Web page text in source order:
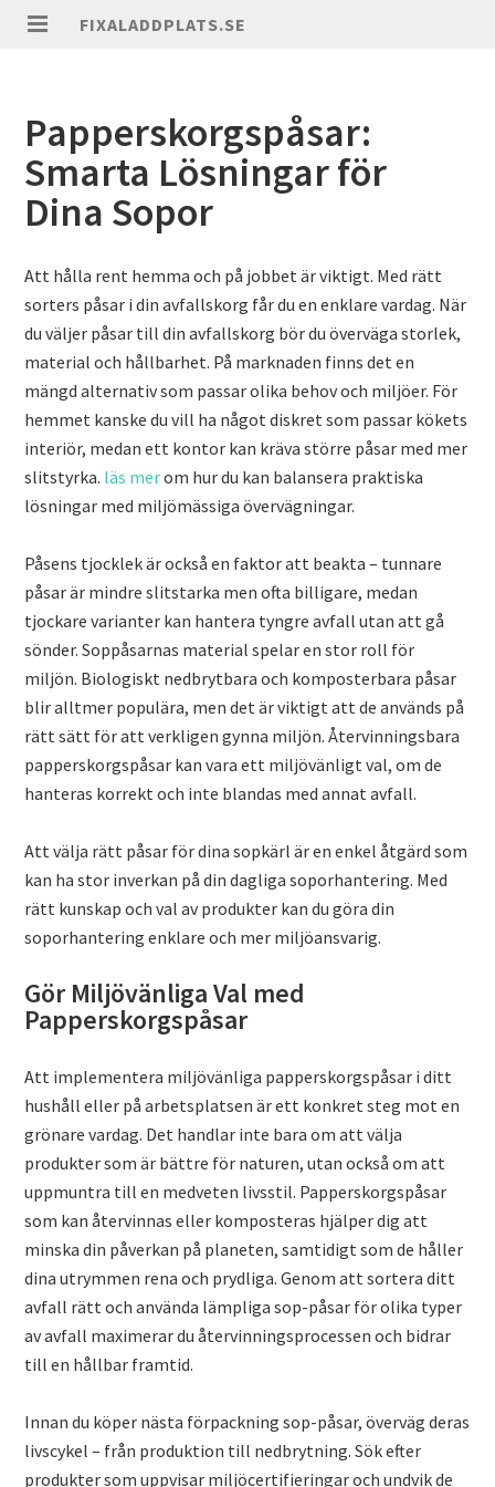
FIXALADDPLATS.SE
Papperskorgspåsar:
Smarta Lösningar för
Dina Sopor
Att hålla rent hemma och på jobbet är viktigt. Med rätt
sorters påsar i din avfallskorg får du en enklare vardag. När
du väljer påsar till din avfallskorg bör du överväga storlek,
material och hållbarhet. På marknaden finns det en
mängd alternativ som passar olika behov och miljöer. För
hemmet kanske du vill ha något diskret som passar kökets
interiör, medan ett kontor kan kräva större påsar med mer
slitstyrka. läs merom hur du kan balansera praktiska
lösningar med miljömässiga övervägningar.
Påsens tjocklek är också en faktor att beakta – tunnare
påsar är mindre slitstarka men ofta billigare, medan
tjockare varianter kan hantera tyngre avfall utan att gå
sönder. Soppåsarnas material spelar en stor roll för
miljön. Biologiskt nedbrytbara och komposterbara påsar
blir alltmer populära, men det är viktigt att de används på
rätt sätt för att verkligen gynna miljön. Återvinningsbara
papperskorgspåsar kan vara ett miljövänligt val, om de
hanteras korrekt och inte blandas med annat avfall.
Att välja rätt påsar för dina sopkärl är en enkel åtgärd som
kan ha stor inverkan på din dagliga soporhantering. Med
rätt kunskap och val av produkter kan du göra din
soporhantering enklare och mer miljöansvarig.
Gör Miljövänliga Val med
Papperskorgspåsar
Att implementera miljövänliga papperskorgspåsar i ditt
hushåll eller på arbetsplatsen är ett konkret steg mot en
grönare vardag. Det handlar inte bara om att välja
produkter som är bättre för naturen, utan också om att
uppmuntra till en medveten livsstil. Papperskorgspåsar
som kan återvinnas eller komposteras hjälper dig att
minska din påverkan på planeten, samtidigt som de håller
dina utrymmen rena och prydliga. Genom att sortera ditt
avfall rätt och använda lämpliga sop-påsar för olika typer
av avfall maximerar du återvinningsprocessen och bidrar
till en hållbar framtid.
Innan du köper nästa förpackning sop-påsar, överväg deras
livscykel – från produktion till nedbrytning. Sök efter
produkter som uppvisar miljöcertifieringar och undvik de